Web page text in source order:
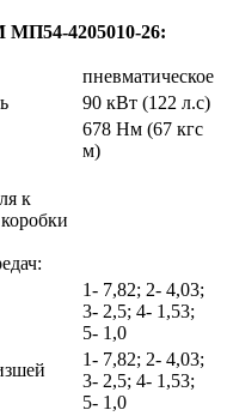
МП54-4205010-26:
пневматическое
90 кВт (122 л.с)
678 Нм (67 кгс
м)
к
1- 7,82; 2- 4,03;
3- 2,5; 4- 1,53;
5- 1,0
1- 7,82; 2- 4,03;
3- 2,5; 4- 1,53;
5- 1,0